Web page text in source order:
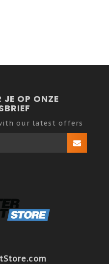
JE OP ONZE
our latest offers